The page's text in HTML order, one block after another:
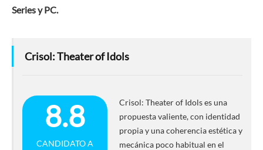
Series y PC.
Crisol: Theater of Idols
8.8
CANDIDATO A
Crisol: Theater of Idols es una
propuesta valiente, con identidad
propia y una coherencia estética y
mecánica poco habitual en el